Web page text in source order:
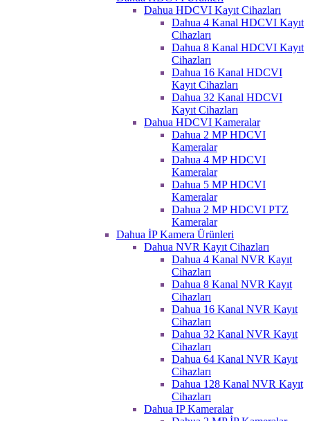
Dahua HDCVI Kayıt Cihazları
Dahua 4 Kanal HDCVI Kayıt
Cihazları
Dahua 8 Kanal HDCVI Kayıt
Cihazları
Dahua 16 Kanal HDCVI
Kayıt Cihazları
Dahua 32 Kanal HDCVI
Kayıt Cihazları
Dahua HDCVI Kameralar
Dahua 2 MP HDCVI
Kameralar
Dahua 4 MP HDCVI
Kameralar
Dahua 5 MP HDCVI
Kameralar
Dahua 2 MP HDCVI PTZ
Kameralar
Dahua İP Kamera Ürünleri
Dahua NVR Kayıt Cihazları
Dahua 4 Kanal NVR Kayıt
Cihazları
Dahua 8 Kanal NVR Kayıt
Cihazları
Dahua 16 Kanal NVR Kayıt
Cihazları
Dahua 32 Kanal NVR Kayıt
Cihazları
Dahua 64 Kanal NVR Kayıt
Cihazları
Dahua 128 Kanal NVR Kayıt
Cihazları
Dahua IP Kameralar